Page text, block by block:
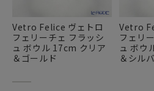
Vetro Felice ヴェトロ
フェリーチェ フラッシ
ュ ボウル 17cm クリア
＆ゴールド
Vetro
フェリ
ュ ボウ
＆シル